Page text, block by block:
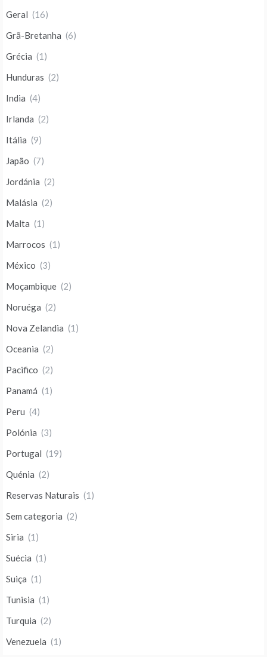
Geral (16)
Grã-Bretanha (6)
Grécia (1)
Hunduras (2)
India (4)
Irlanda (2)
Itália (9)
Japão (7)
Jordánia (2)
Malásia (2)
Malta (1)
Marrocos (1)
México (3)
Moçambique (2)
Noruéga (2)
Nova Zelandia (1)
Oceania (2)
Pacifico (2)
Panamá (1)
Peru (4)
Polónia (3)
Portugal (19)
Quénia (2)
Reservas Naturais (1)
Sem categoria (2)
Siria (1)
Suécia (1)
Suiça (1)
Tunisia (1)
Turquia (2)
Venezuela (1)